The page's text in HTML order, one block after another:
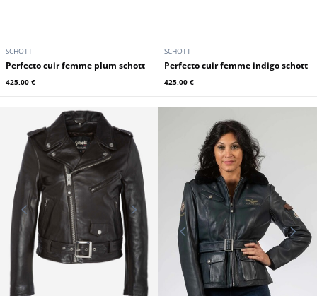
SCHOTT
Perfecto cuir femme plum schott
425,00 €
SCHOTT
Perfecto cuir femme indigo schott
425,00 €